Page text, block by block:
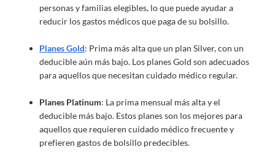
personas y familias elegibles, lo que puede ayudar a
reducir los gastos médicos que paga de su bolsillo.
Planes Gold: Prima más alta que un plan Silver, con un
deducible aún más bajo. Los planes Gold son adecuados
para aquellos que necesitan cuidado médico regular.
Planes Platinum: La prima mensual más alta y el
deducible más bajo. Estos planes son los mejores para
aquellos que requieren cuidado médico frecuente y
prefieren gastos de bolsillo predecibles.